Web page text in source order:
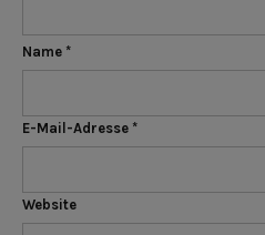
Name *
E-Mail-Adresse *
Website